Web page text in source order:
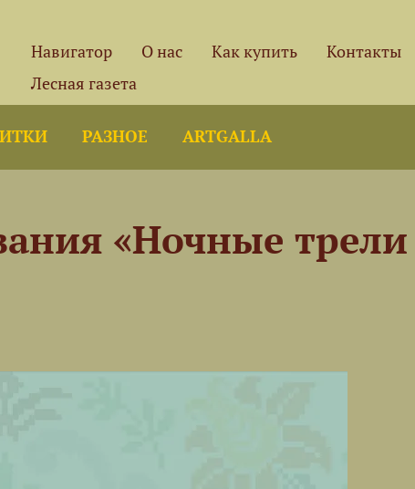
Навигатор О нас Как купить
Контакты
Лесная газета
РАЗНОЕ ARTGALLA
«Ночные